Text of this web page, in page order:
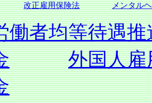
改正雇用保険法 メンタル
働者均等待遇
外国人